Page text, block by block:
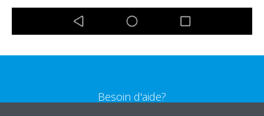
Besoin d'aide?